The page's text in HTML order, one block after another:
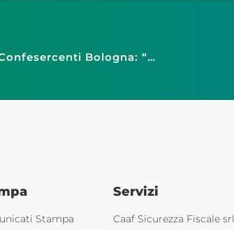
Ancora un attacco al commercio di vicinato, Confesercenti Bologna: “Gli gli aumenti di tariffe per Bus e Strisce Blu faranno calare i consumi”
Stampa
Servizi
Caaf Sicurezza Fiscale srl